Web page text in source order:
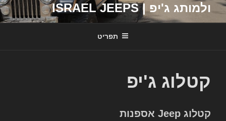
ולמותג ג'יפ | ISRAEL JEEPS
תפריט
קטלוג ג'יפ
קטלוג Jeep אספנות